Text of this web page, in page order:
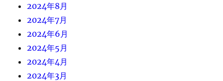
2024年8月
2024年7月
2024年6月
2024年5月
2024年4月
2024年3月